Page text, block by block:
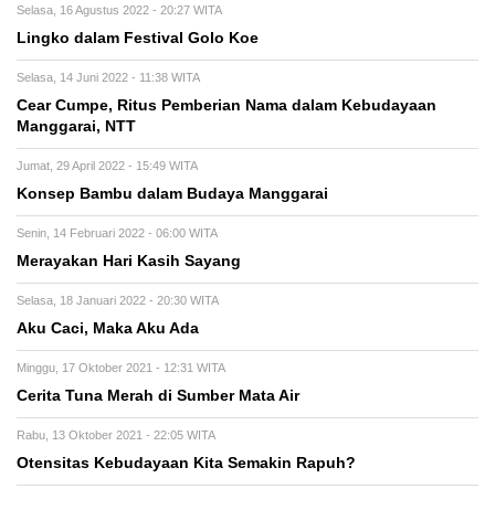
Selasa, 16 Agustus 2022 - 20:27 WITA
Lingko dalam Festival Golo Koe
Selasa, 14 Juni 2022 - 11:38 WITA
Cear Cumpe, Ritus Pemberian Nama dalam Kebudayaan
Manggarai, NTT
Jumat, 29 April 2022 - 15:49 WITA
Konsep Bambu dalam Budaya Manggarai
Senin, 14 Februari 2022 - 06:00 WITA
Merayakan Hari Kasih Sayang
Selasa, 18 Januari 2022 - 20:30 WITA
Aku Caci, Maka Aku Ada
Minggu, 17 Oktober 2021 - 12:31 WITA
Cerita Tuna Merah di Sumber Mata Air
Rabu, 13 Oktober 2021 - 22:05 WITA
Otensitas Kebudayaan Kita Semakin Rapuh?